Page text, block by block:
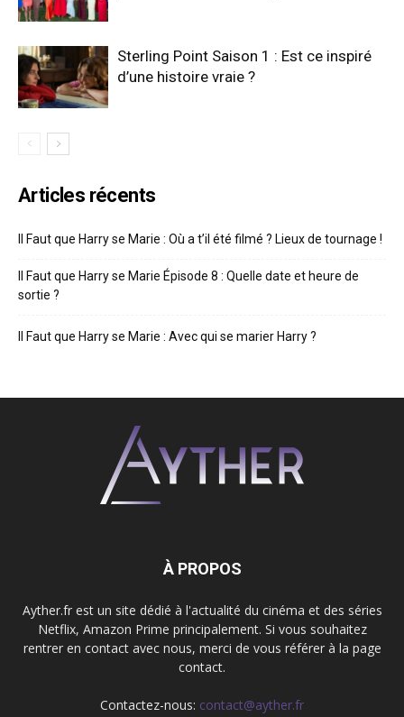
Sterling Point Saison 1 : Est ce inspiré
d’une histoire vraie ?
Articles récents
Il Faut que Harry se Marie : Où a t’il été filmé ? Lieux de tournage !
Il Faut que Harry se Marie Épisode 8 : Quelle date et heure de
sortie ?
Il Faut que Harry se Marie : Avec qui se marier Harry ?
À PROPOS
Ayther.fr est un site dédié à l'actualité du cinéma et des séries
Netflix, Amazon Prime principalement. Si vous souhaitez
rentrer en contact avec nous, merci de vous référer à la page
contact.
Contactez-nous: contact@ayther.fr